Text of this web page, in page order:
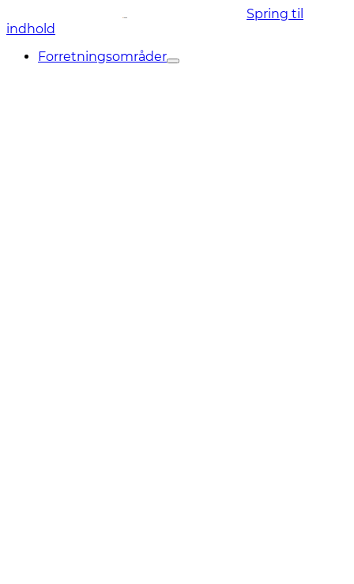
Spring til
indhold
Forretningsområder